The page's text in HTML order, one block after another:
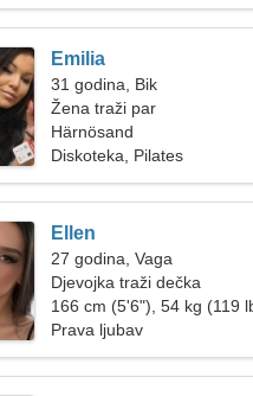
Emilia
31 godina, Bik
Žena traži par
Härnösand
Diskoteka, Pilates
Ellen
27 godina, Vaga
Djevojka traži dečka
166 cm (5'6"), 54 kg (119
Prava ljubav